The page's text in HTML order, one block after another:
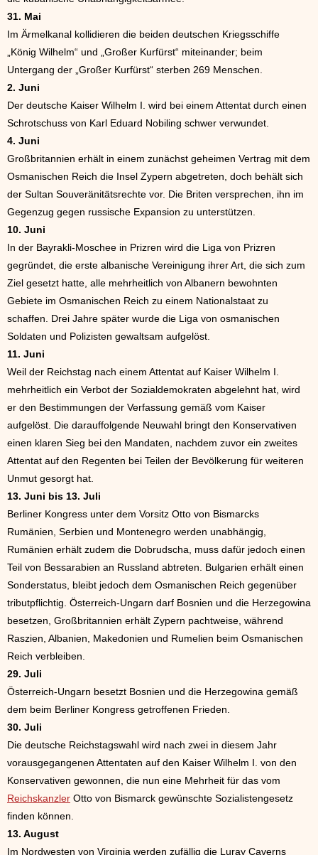
31. Mai
Im Ärmelkanal kollidieren die beiden deutschen Kriegsschiffe
„König Wilhelm“ und „Großer Kurfürst“ miteinander; beim
Untergang der „Großer Kurfürst“ sterben 269 Menschen.
2. Juni
Der deutsche Kaiser Wilhelm I. wird bei einem Attentat durch einen
Schrotschuss von Karl Eduard Nobiling schwer verwundet.
4. Juni
Großbritannien erhält in einem zunächst geheimen Vertrag mit dem
Osmanischen Reich die Insel Zypern abgetreten, doch behält sich
der Sultan Souveränitätsrechte vor. Die Briten versprechen, ihn im
Gegenzug gegen russische Expansion zu unterstützen.
10. Juni
In der Bayrakli-Moschee in Prizren wird die Liga von Prizren
gegründet, die erste albanische Vereinigung ihrer Art, die sich zum
Ziel gesetzt hatte, alle mehrheitlich von Albanern bewohnten
Gebiete im Osmanischen Reich zu einem Nationalstaat zu
schaffen. Drei Jahre später wurde die Liga von osmanischen
Soldaten und Polizisten gewaltsam aufgelöst.
11. Juni
Weil der Reichstag nach einem Attentat auf Kaiser Wilhelm I.
mehrheitlich ein Verbot der Sozialdemokraten abgelehnt hat, wird
er den Bestimmungen der Verfassung gemäß vom Kaiser
aufgelöst. Die darauffolgende Neuwahl bringt den Konservativen
einen klaren Sieg bei den Mandaten, nachdem zuvor ein zweites
Attentat auf den Regenten bei Teilen der Bevölkerung für weiteren
Unmut gesorgt hat.
13. Juni bis 13. Juli
Berliner Kongress unter dem Vorsitz Otto von Bismarcks
Rumänien, Serbien und Montenegro werden unabhängig,
Rumänien erhält zudem die Dobrudscha, muss dafür jedoch einen
Teil von Bessarabien an Russland abtreten. Bulgarien erhält einen
Sonderstatus, bleibt jedoch dem Osmanischen Reich gegenüber
tributpflichtig. Österreich-Ungarn darf Bosnien und die Herzegowina
besetzen, Großbritannien erhält Zypern pachtweise, während
Raszien, Albanien, Makedonien und Rumelien beim Osmanischen
Reich verbleiben.
29. Juli
Österreich-Ungarn besetzt Bosnien und die Herzegowina gemäß
dem beim Berliner Kongress getroffenen Frieden.
30. Juli
Die deutsche Reichstagswahl wird nach zwei in diesem Jahr
vorausgegangenen Attentaten auf den Kaiser Wilhelm I. von den
Konservativen gewonnen, die nun eine Mehrheit für das vom
Reichskanzler Otto von Bismarck gewünschte Sozialistengesetz
finden können.
13. August
Im Nordwesten von Virginia werden zufällig die Luray Caverns